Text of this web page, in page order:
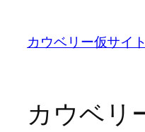
カウベリー仮サイト
カウベリ